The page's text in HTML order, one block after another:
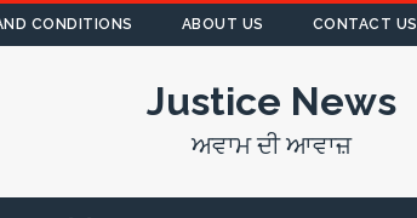
CONDITIONS ABOUT US CONTACT US
Justice News
ਅਵਾਮ ਦੀ ਆਵਾਜ਼